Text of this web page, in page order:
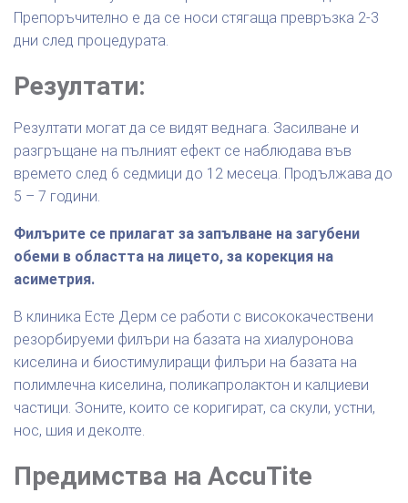
Препоръчително е да се носи стягаща превръзка 2-3
дни след процедурата.
Резултати:
Резултати могат да се видят веднага. Засилване и
разгръщане на пълният ефект се наблюдава във
времето след 6 седмици до 12 месеца. Продължава до
5 – 7 години.
Филърите се прилагат за запълване на загубени
обеми в областта на лицето, за корекция на
асиметрия.
В клиника Есте Дерм се работи с висококачествени
резорбируеми филъри на базата на хиалуронова
киселина и биостимулиращи филъри на базата на
полимлечна киселина, поликапролактон и калциеви
частици. Зоните, които се коригират, са скули, устни,
нос, шия и деколте.
Предимства на AccuTite